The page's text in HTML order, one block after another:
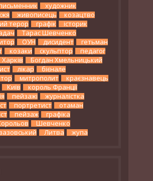
художник
живописець
козацтво
терор
графік
історик
Тарас Шевченко
ОУН дисидент
гетьман
козаки скульптор
педагог
Харків
Богдан Хмельницький
лікар
бієнале
митрополит
краєзнавець
Київ
король Франції
пейзажі
журналістка
портретист
отаман
пейзаж
графіка
Шевченко
Литва жупа